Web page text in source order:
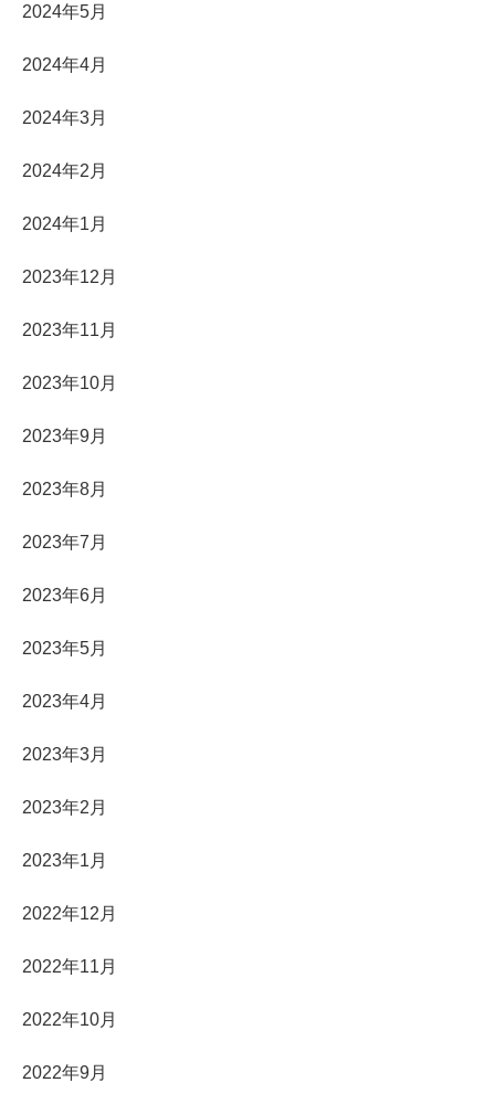
2024年5月
2024年4月
2024年3月
2024年2月
2024年1月
2023年12月
2023年11月
2023年10月
2023年9月
2023年8月
2023年7月
2023年6月
2023年5月
2023年4月
2023年3月
2023年2月
2023年1月
2022年12月
2022年11月
2022年10月
2022年9月